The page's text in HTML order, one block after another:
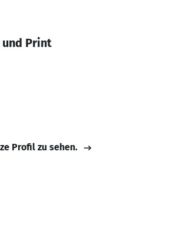
Print
Profil zu sehen.